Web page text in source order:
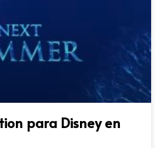
para Disney en